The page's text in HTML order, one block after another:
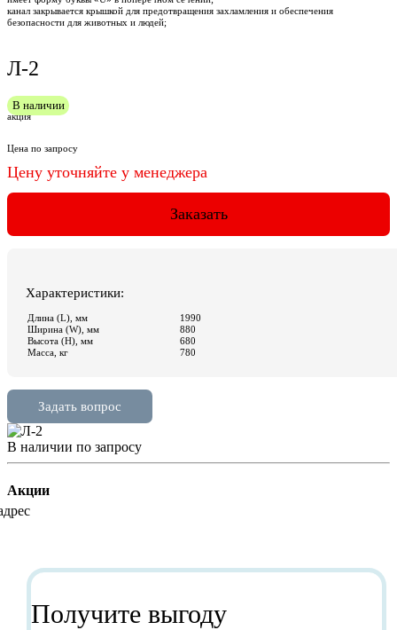
В наличии по запросу
Акции
Получите выгоду